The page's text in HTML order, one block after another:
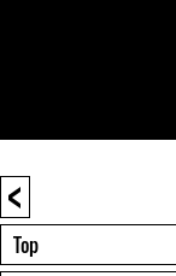
<
Top